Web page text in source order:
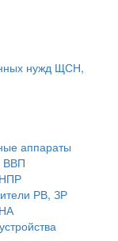
нужд ЩСН,
аппараты
ВВП
РВ, ЗР